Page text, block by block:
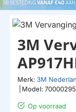
Op voorraad
3M
Merk: 3M
Model: